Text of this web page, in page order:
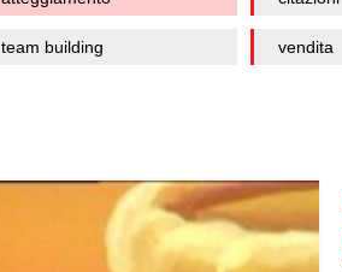
team building vendita